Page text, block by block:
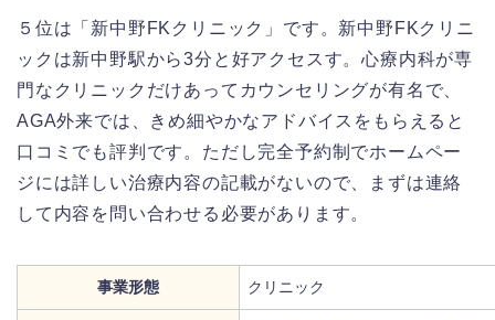
５位は「新中野FKクリニック」です。新中野FKクリニ
ックは新中野駅から3分と好アクセスす。心療内科が専
門なクリニックだけあってカウンセリングが有名で、
AGA外来では、きめ細やかなアドバイスをもらえると
口コミでも評判です。ただし完全予約制でホームペー
ジには詳しい治療内容の記載がないので、まずは連絡
して内容を問い合わせる必要があります。
事業形態 クリニック